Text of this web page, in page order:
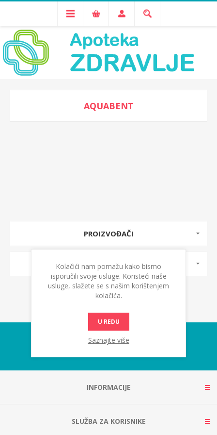
AQUABENT
PROIZVOĐAČI
OZNAKE PROIZVODA
INFORMACIJE
SLUŽBA ZA KORISNIKE
Kolačići nam pomažu kako bismo
isporučili svoje usluge. Koristeći naše
usluge, slažete se s našim korištenjem
kolačića.
U REDU
Saznajte više